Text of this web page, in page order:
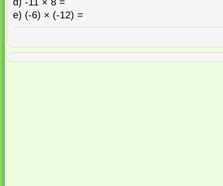
e) (-6) × (-12) =